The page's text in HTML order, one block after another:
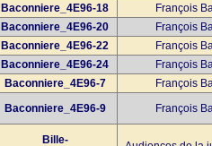
Baconniere_4E96-18
François
Baconniere_4E96-20
François
Baconniere_4E96-22
François
Baconniere_4E96-24
François
Baconniere_4E96-7
François
Baconniere_4E96-9
François
Bille-